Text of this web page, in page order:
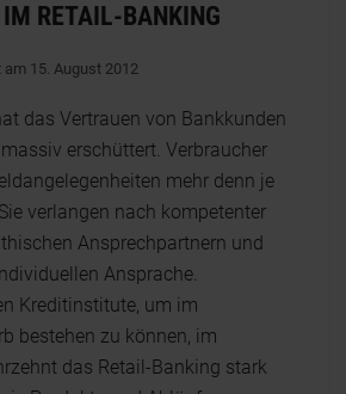
IM RETAIL-BANKING
15. August 2012
das Vertrauen von Bankkunden
erschüttert. Verbraucher
mehr denn je
verlangen nach kompetenter
Ansprechpartnern und
Ansprache.
Kreditinstitute, um im
bestehen zu können, im
das Retail-Banking stark